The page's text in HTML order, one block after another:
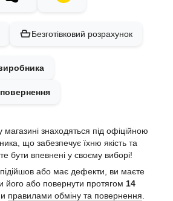
Безготівковий розрахунок
знаходяться під офіційною
що забезпечує їхню якість та
бути впевнені у своєму виборі!
або має дефекти, ви маєте
його або повернути протягом 14
правилами обміну та повернення